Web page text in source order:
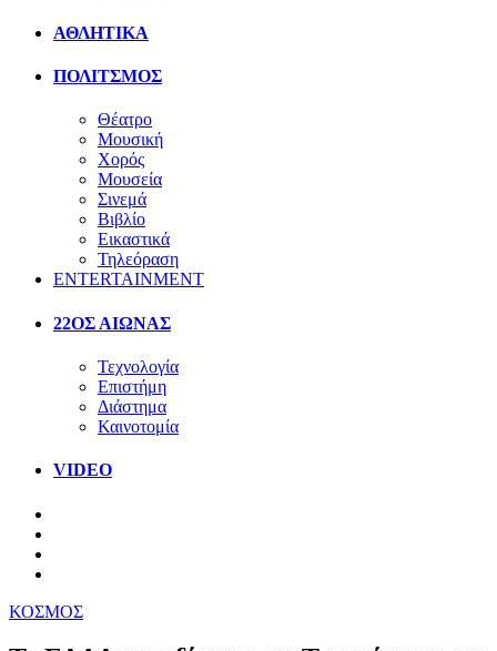
ΑΘΛΗΤΙΚΑ
ΠΟΛΙΤΣΜΟΣ
Θέατρο
Μουσική
Χορός
Μουσεία
Σινεμά
Βιβλίο
Εικαστικά
Τηλεόραση
ENTERTAINMENT
22ΟΣ ΑΙΩΝΑΣ
Τεχνολογία
Επιστήμη
Διάστημα
Καινοτομία
VIDEO
ΚΟΣΜΟΣ